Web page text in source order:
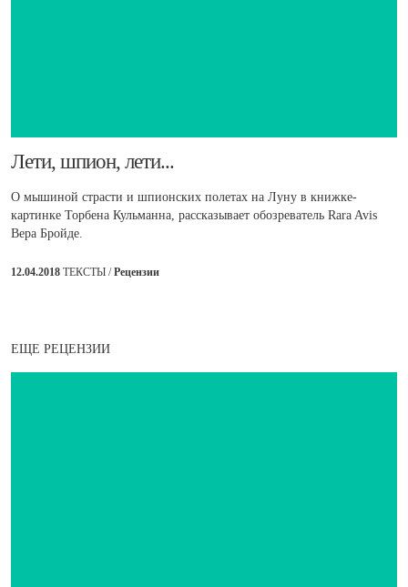
​Лети, шпион, лети...
О мышиной страсти и шпионских полетах на Луну в книжке-
картинке Торбена Кульманна, рассказывает обозреватель Rara Avis
Вера Бройде.
12.04.2018 ТЕКСТЫ /Рецензии
ЕЩЕ РЕЦЕНЗИИ